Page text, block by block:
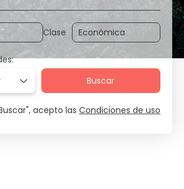
Clase
Buscar
acepto las Condiciones de uso